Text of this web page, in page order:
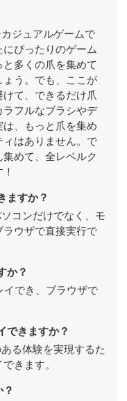
ジュアルゲームで
ぴったりのゲーム
多くの爪を集めて
う。でも、ここが
て、できるだけ爪
フルなブラシやデ
、もっと爪を集め
はありません。で
めて、全レベルク
ますか？
コンだけでなく、モ
ウザで直接実行で
か？
でき、ブラウザで
できますか？
る体験を実現するた
きます。